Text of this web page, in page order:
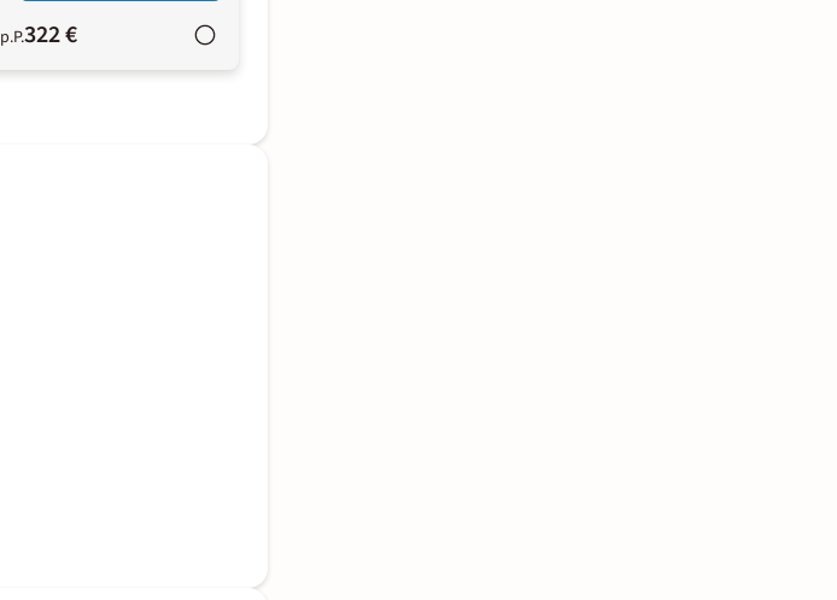
p.P.322 €